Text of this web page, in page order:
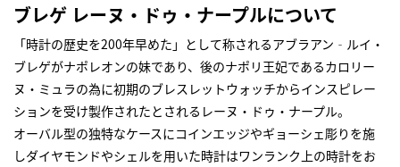
ブレゲ レーヌ・ドゥ・ナープルについて
「時計の歴史を200年早めた」として称されるアブラアン‐ルイ・
ブレゲがナポレオンの妹であり、後のナポリ王妃であるカロリー
ヌ・ミュラの為に初期のブレスレットウォッチからインスピレー
ションを受け製作されたとされるレーヌ・ドゥ・ナープル。
オーバル型の独特なケースにコインエッジやギョーシェ彫りを施
しダイヤモンドやシェルを用いた時計はワンランク上の時計をお